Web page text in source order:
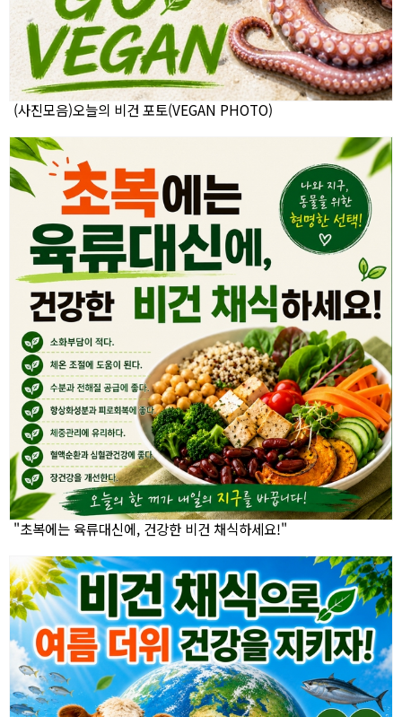
(사진모음)오늘의 비건 포토(VEGAN PHOTO)
"초복에는 육류대신에, 건강한 비건 채식하세요!"